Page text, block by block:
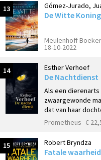
13 Gómez-Jurado,
De Witte Koning
Meulenhoff
18-10-2022
14 Esther Verhoef
De Nachtdienst
Als een
zwaargewonde
dat van haar
Prometheus €
15 Robert Bryndza
Fatale waarheid